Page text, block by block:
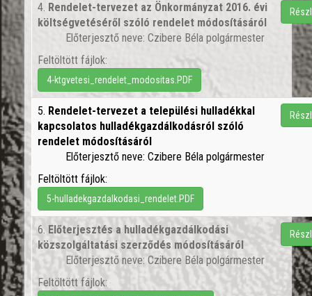
4. Rendelet-tervezet az Önkormányzat 2016. évi
költségvetéséről szóló rendelet módosításáról
Előterjesztő neve: Czibere Béla polgármester
Feltöltött fájlok:
4-ktgvetesi_rendelet_modositas.PDF
5. Rendelet-tervezet a települési hulladékkal
kapcsolatos hulladékgazdálkodásról szóló
rendelet módosításáról
Előterjesztő neve: Czibere Béla polgármester
Feltöltött fájlok:
5-hulladekgazdalkodasi_rendelet.PDF
6. Előterjesztés a hulladékgazdálkodási
közszolgáltatási szerződés módosításáról
Előterjesztő neve: Czibere Béla polgármester
Feltöltött fájlok: